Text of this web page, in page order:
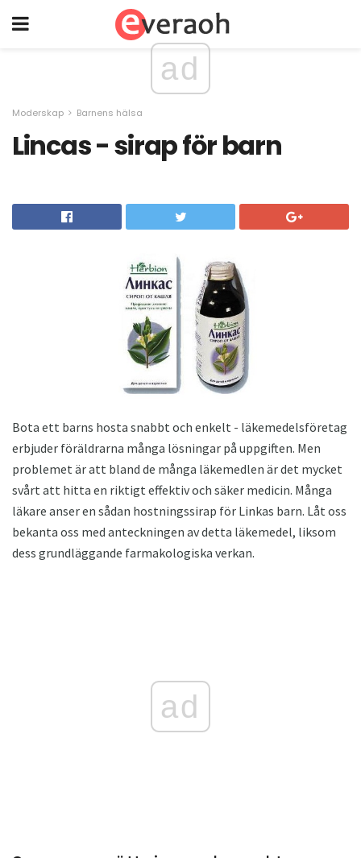
ad
Moderskap Barnens hälsa
Lincas - sirap för barn
Bota ett barns hosta snabbt och enkelt - läkemedelsföretag
erbjuder föräldrarna många lösningar på uppgiften. Men
problemet är att bland de många läkemedlen är det mycket
svårt att hitta en riktigt effektiv och säker medicin. Många
läkare anser en sådan hostningssirap för Linkas barn. Låt oss
bekanta oss med anteckningen av detta läkemedel, liksom
dess grundläggande farmakologiska verkan.
ad